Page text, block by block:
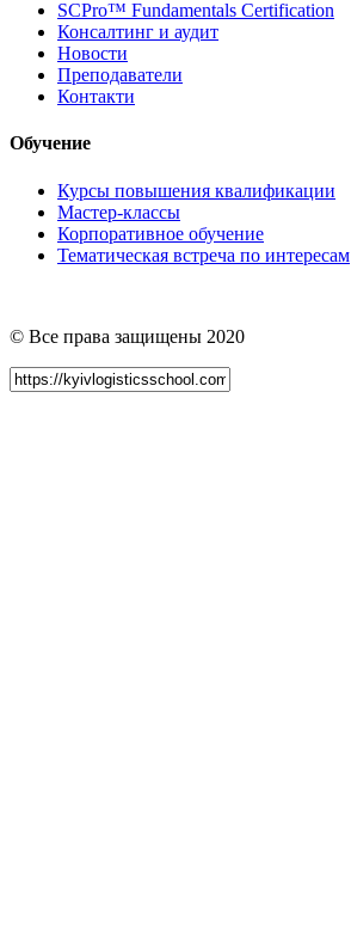
SCPro™ Fundamentals Certification
Консалтинг и аудит
Новости
Преподаватели
Контакти
Обучение
Курсы повышения квалификации
Мастер-классы
Корпоративное обучение
Тематическая встреча по интересам
© Все права защищены 2020